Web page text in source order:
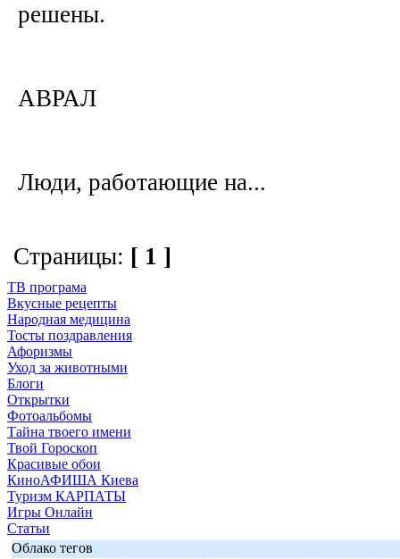
решены.
АВРАЛ
Люди, работающие на...
Страницы: [ 1 ]
ТВ програма
Вкусные рецепты
Народная медицина
Тосты поздравления
Афоризмы
Уход за животными
Блоги
Открытки
Фотоальбомы
Тайна твоего имени
Твой Гороскоп
Красивые обои
КиноАФИША Киева
Туризм КАРПАТЫ
Игры Онлайн
Статьи
Облако тегов